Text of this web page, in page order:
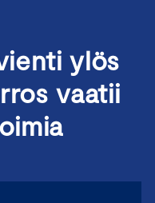
ylös
vaatii